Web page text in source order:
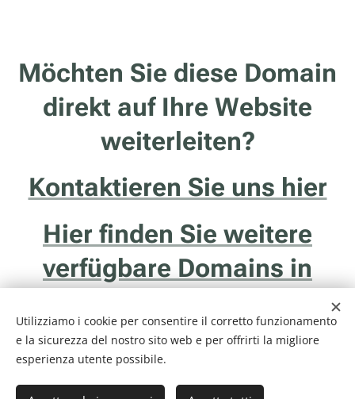
Möchten Sie diese Domain
direkt auf Ihre Website
weiterleiten?
Kontaktieren Sie uns hier
Hier finden Sie weitere
verfügbare Domains in
Utilizziamo i cookie per consentire il corretto funzionamento
e la sicurezza del nostro sito web e per offrirti la migliore
esperienza utente possibile.